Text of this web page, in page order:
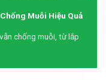
Muỗi Hiệu Quả
chống muỗi, từ lắp